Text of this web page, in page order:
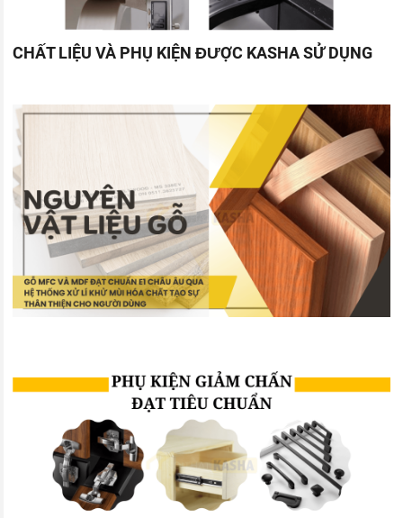
CHẤT LIỆU VÀ PHỤ KIỆN ĐƯỢC KASHA SỬ DỤNG